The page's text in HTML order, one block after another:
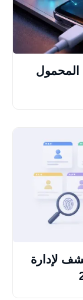
المحمول
لإدارة